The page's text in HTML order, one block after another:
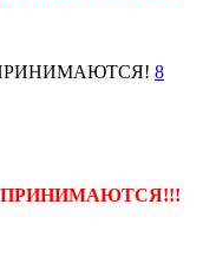
8
ПРИНИМАЮТСЯ!!!